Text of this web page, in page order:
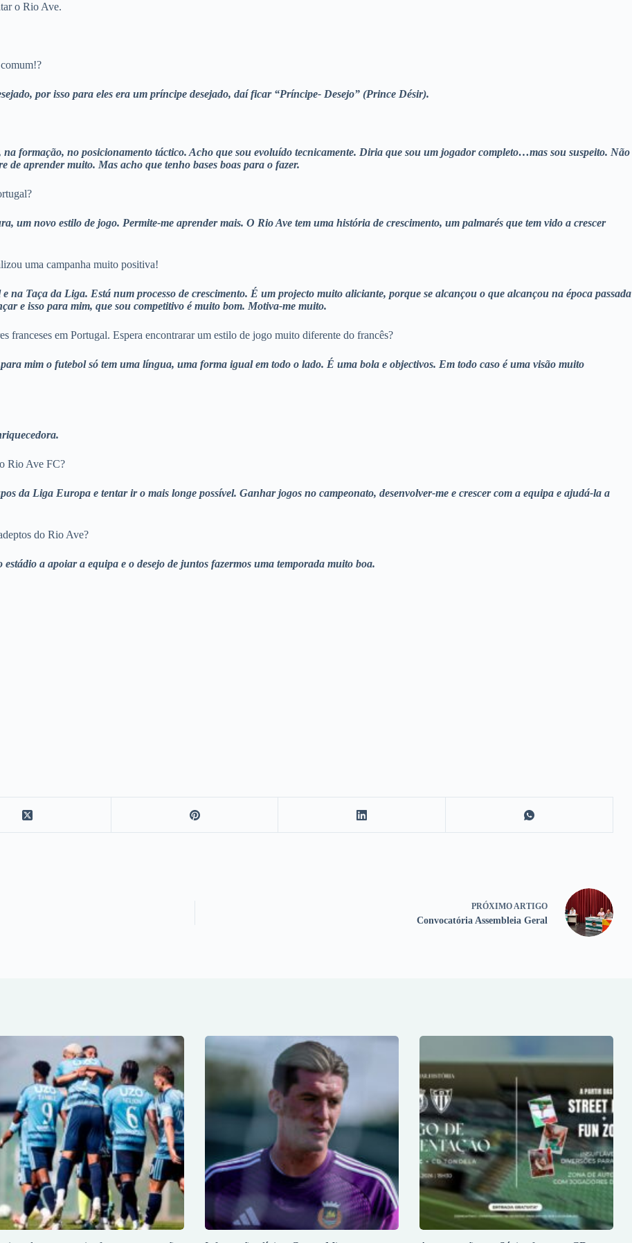
o Rio Ave.
por isso para eles era um príncipe desejado, daí ficar “Príncipe- Desejo” (Prince Désir).
formação, no posicionamento táctico. Acho que sou evoluído tecnicamente. Diria que sou um jogador completo…mas sou suspeito. Não
de aprender muito. Mas acho que tenho bases boas para o fazer.
um novo estilo de jogo. Permite-me aprender mais. O Rio Ave tem uma história de crescimento, um palmarés que tem vido a crescer
uma campanha muito positiva!
na Taça da Liga. Está num processo de crescimento. É um projecto muito aliciante, porque se alcançou o que alcançou na época passada
e isso para mim, que sou competitivo é muito bom. Motiva-me muito.
franceses em Portugal. Espera encontrarar um estilo de jogo muito diferente do francês?
mim o futebol só tem uma língua, uma forma igual em todo o lado. É uma bola e objectivos. Em todo caso é uma visão muito
Rio Ave FC?
da Liga Europa e tentar ir o mais longe possível. Ganhar jogos no campeonato, desenvolver-me e crescer com a equipa e ajudá-la a
do Rio Ave?
a apoiar a equipa e o desejo de juntos fazermos uma temporada muito boa.
PRÓXIMOARTIGO
Convocatória Assembleia Geral